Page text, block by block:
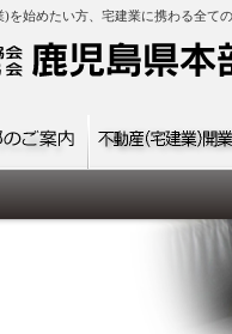
始めたい方、宅建業に携わる全て